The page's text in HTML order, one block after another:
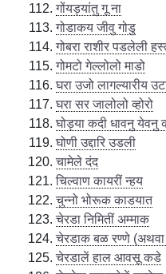
गोंयड्यांतु गू ना
गोडाकय जीवु गोडु
गोबरा राशीर पडलेली
गोमटो गेल्लोलो माडो
घरा उजो लागल्यारीय
घरा सर जालोलो व्होरो
घोड्या कदी धावनु येवनु
घोणी उद्दारि उडली
चामेले दंद
चिल्वाण कायरीं न्हय
चुन्नो भोरूक काडयात
चेरडा निमितीं अम्माक
चेरडाक बळ रण्णे
चेरडालें हाल आवसू कडे